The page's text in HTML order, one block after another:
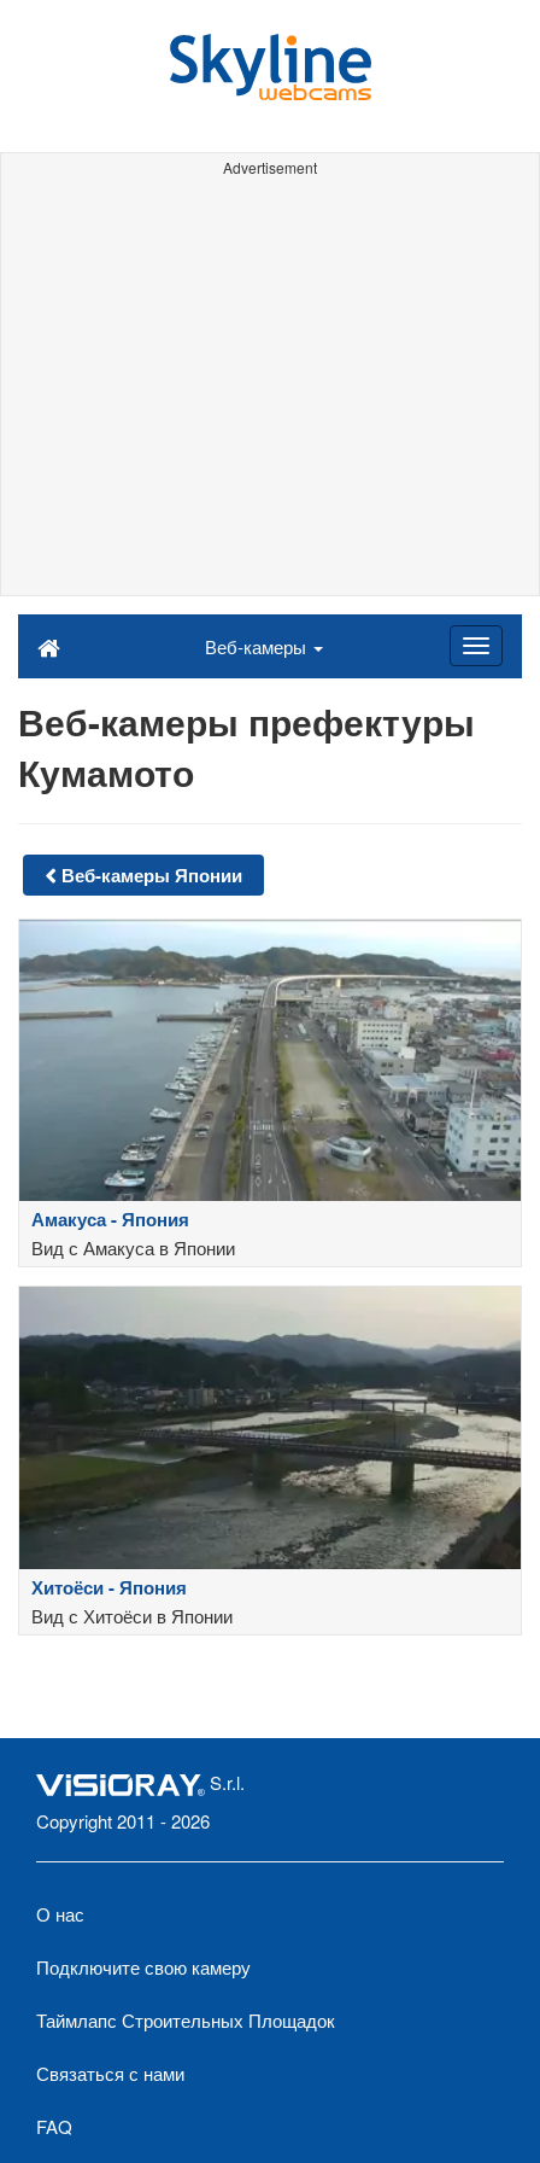
Advertisement
Веб-камеры
Веб-камеры префектуры
Кумамото
Веб-камеры Японии
Амакуса - Япония
Вид с Амакуса в Японии
Хитоёси - Япония
Вид с Хитоёси в Японии
S.r.l.
Copyright 2011 - 2026
О нас
Подключите свою камеру
Таймлапс Строительных Площадок
Связаться с нами
FAQ